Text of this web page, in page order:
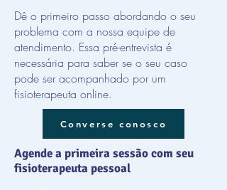
Dê o primeiro passo abordando o seu
problema com a nossa equipe de
atendimento. Essa pré-entrevista é
necessária para saber se o seu caso
pode ser acompanhado por um
fisioterapeuta online.
Converse conosco
Agende a primeira sessão com seu
fisioterapeuta pessoal